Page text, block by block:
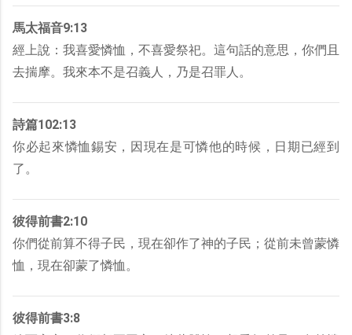
馬太福音9:13
經上說：我喜愛憐恤，不喜愛祭祀。這句話的意思，你們且
去揣摩。我來本不是召義人，乃是召罪人。
詩篇102:13
你必起來憐恤錫安，因現在是可憐他的時候，日期已經到
了。
彼得前書2:10
你們從前算不得子民，現在卻作了神的子民；從前未曾蒙憐
恤，現在卻蒙了憐恤。
彼得前書3:8